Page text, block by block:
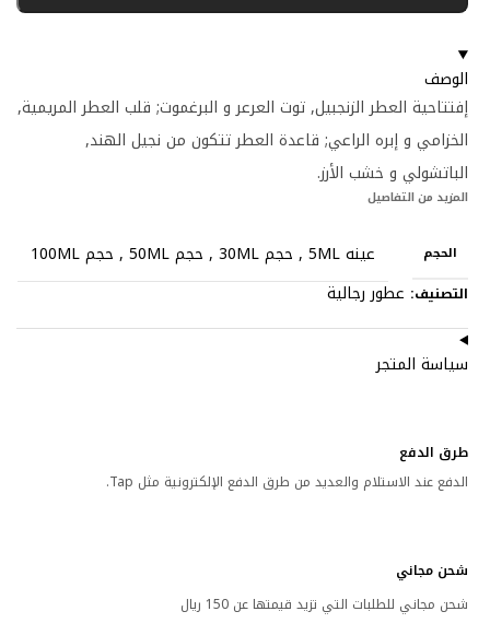
الوصف
إفتتاحية العطر الزنجبيل, توت العرعر و البرغموت; قلب العطر المريمية,
الخزامي و إبره الراعي; قاعدة العطر تتكون من نجيل الهند,
الباتشولي و خشب الأرز.
المزيد من التفاصيل
الحجم عينه 5ML , حجم 30ML , حجم 50ML , حجم 100ML
التصنيف: عطور رجالية
سياسة المتجر
طرق الدفع
الدفع عند الاستلام والعديد من طرق الدفع الإلكترونية مثل Tap.
شحن مجاني
شحن مجاني للطلبات التي تزيد قيمتها عن 150 ريال